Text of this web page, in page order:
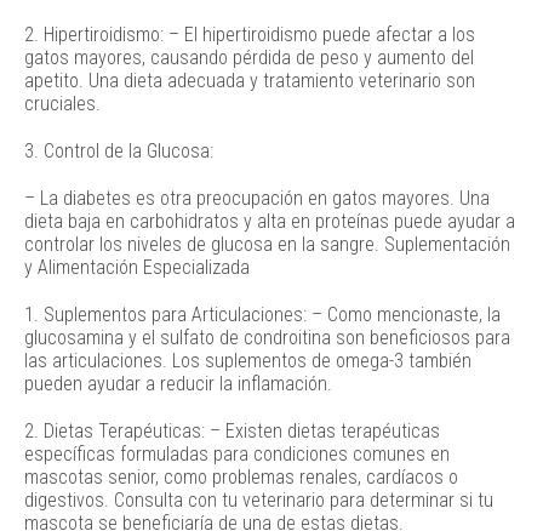
2. Hipertiroidismo: – El hipertiroidismo puede afectar a los
gatos mayores, causando pérdida de peso y aumento del
apetito. Una dieta adecuada y tratamiento veterinario son
cruciales.
3. Control de la Glucosa:
– La diabetes es otra preocupación en gatos mayores. Una
dieta baja en carbohidratos y alta en proteínas puede ayudar a
controlar los niveles de glucosa en la sangre. Suplementación
y Alimentación Especializada
1. Suplementos para Articulaciones: – Como mencionaste, la
glucosamina y el sulfato de condroitina son beneficiosos para
las articulaciones. Los suplementos de omega-3 también
pueden ayudar a reducir la inflamación.
2. Dietas Terapéuticas: – Existen dietas terapéuticas
específicas formuladas para condiciones comunes en
mascotas senior, como problemas renales, cardíacos o
digestivos. Consulta con tu veterinario para determinar si tu
mascota se beneficiaría de una de estas dietas.